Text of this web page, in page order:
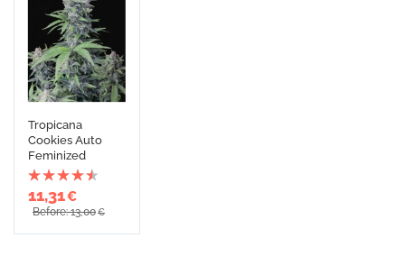
Tropicana
Cookies Auto
Feminized
11,31€
Before: 13,00€